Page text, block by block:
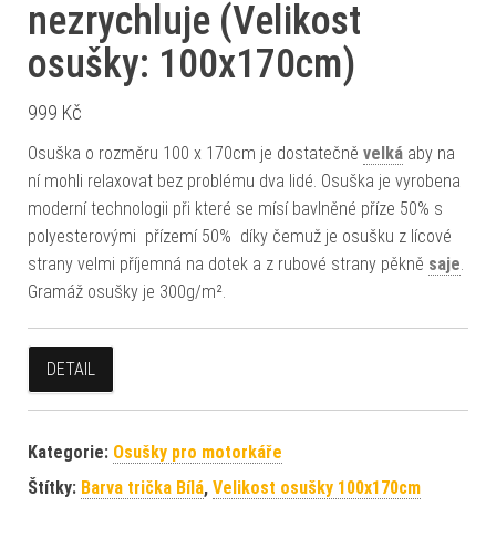
nezrychluje (Velikost
osušky: 100x170cm)
999 Kč
Osuška o rozměru 100 x 170cm je dostatečně velká aby na
ní mohli relaxovat bez problému dva lidé. Osuška je vyrobena
moderní technologii při které se mísí bavlněné příze 50% s
polyesterovými přízemí 50% díky čemuž je osušku z lícové
strany velmi příjemná na dotek a z rubové strany pěkně saje.
Gramáž osušky je 300g/m².
DETAIL
Kategorie: Osušky pro motorkáře
Štítky: Barva trička Bílá, Velikost osušky 100x170cm